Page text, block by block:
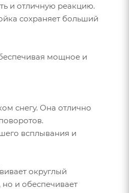
и отличную реакцию.
сохраняет больший
мощное и
снегу. Она отлично
всплывания и
округлый
и обеспечивает